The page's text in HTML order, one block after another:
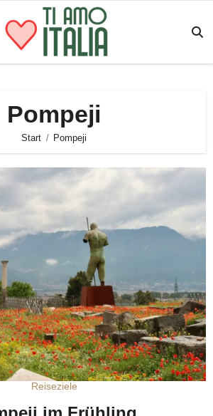
Pompeji
Start Pompeji
Reiseziele